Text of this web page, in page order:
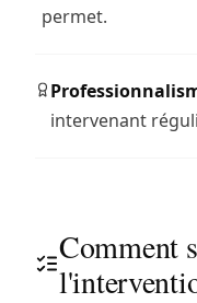
permet.
intervenant
Comment